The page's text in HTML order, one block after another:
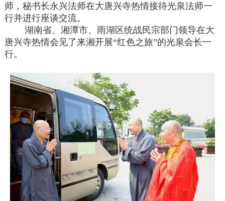
师，秘书长永兴法师在大唐兴寺热情接待光泉法师一
行并进行座谈交流。
湖南省、湘潭市、雨湖区统战民宗部门领导在大
唐兴寺热情会见了来湘开展“红色之旅”的光泉会长一
行。